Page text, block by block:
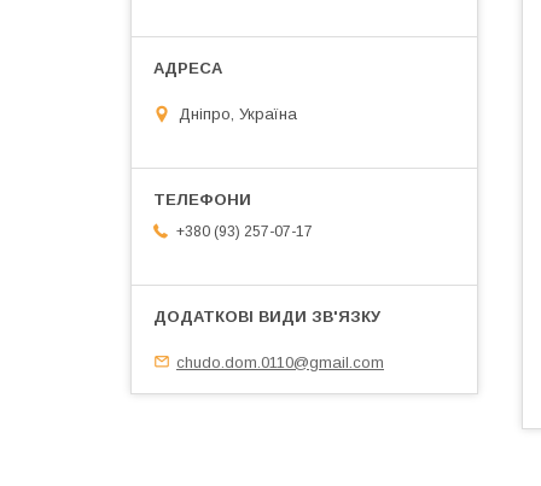
Дніпро, Україна
+380 (93) 257-07-17
chudo.dom.0110@gmail.com